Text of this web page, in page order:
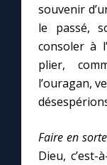
souvenir
le passé,
consoler à
plier,
l’ouragan,
Faire en sorte
Dieu,